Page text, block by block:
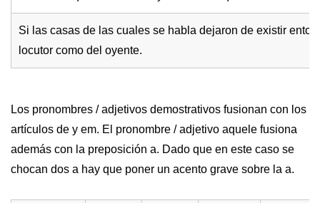
Si las casas de las cuales se habla dejaron de existir
locutor como del oyente.
Los pronombres / adjetivos demostrativos fusionan con los
artículos de y em. El pronombre / adjetivo aquele fusiona
además con la preposición a. Dado que en este caso se
chocan dos a hay que poner un acento grave sobre la a.